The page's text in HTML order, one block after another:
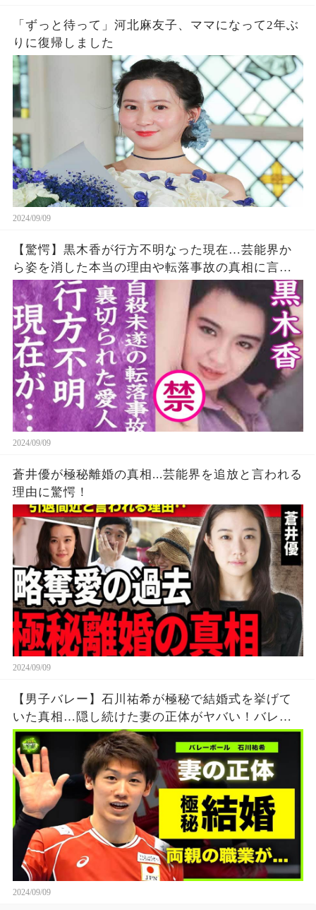
「ずっと待って」河北麻友子、ママになって2年ぶ
りに復帰しました
2024/09/09
【驚愕】黒木香が行方不明なった現在…芸能界か
ら姿を消した本当の理由や転落事故の真相に言葉
を失う…！
2024/09/09
蒼井優が極秘離婚の真相...芸能界を追放と言われる
理由に驚愕！
2024/09/09
【男子バレー】石川祐希が極秘で結婚式を挙げて
いた真相…隠し続けた妻の正体がヤバい！バレー
ボール日本代表のエースを育てた両親の職業と
は….
2024/09/09